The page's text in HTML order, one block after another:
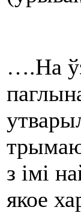
….На
з імі
якое